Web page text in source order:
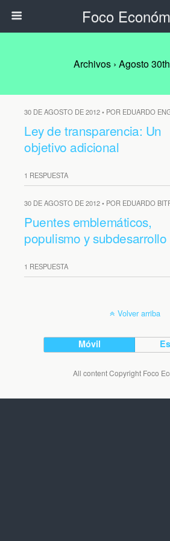
Foco
Archivos › Agosto
30 DE AGOSTO DE 2012 • POR EDUARDO
Ley de transparencia: Un
objetivo adicional
1 RESPUESTA
30 DE AGOSTO DE 2012 • POR EDUARDO
Puentes emblemáticos,
populismo y subdesarrollo
1 RESPUESTA
Volver arriba
Móvil
All content Copyright Foco